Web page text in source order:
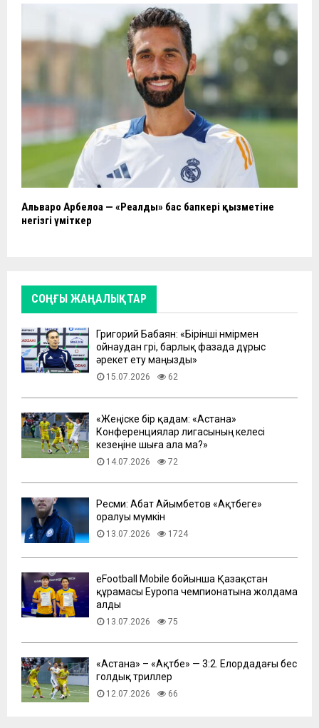
Альваро Арбелоа — «Реалдың» бас бапкері қызметіне
негізгі үміткер
СОҢҒЫ ЖАҢАЛЫҚТАР
Григорий Бабаян: «Бірінші нөмірмен
ойнаудан гөрі, барлық фазада дұрыс
әрекет ету маңызды»
15.07.2026 62
«Жеңіске бір қадам: «Астана»
Конференциялар лигасының келесі
кезеңіне шыға ала ма?»
14.07.2026 72
Ресми: Абат Айымбетов «Ақтөбеге»
оралуы мүмкін
13.07.2026 1724
eFootball Mobile бойынша Қазақстан
құрамасы Еуропа чемпионатына жолдама
алды
13.07.2026 75
​«Астана» – «Ақтөбе» — 3:2. Елордадағы бес
голдық триллер
12.07.2026 66